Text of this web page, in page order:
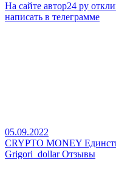
На сайте автор24 ру
написать в телеграмме
05.09.2022
CRYPTO MONEY
Grigori_dollar Отзывы